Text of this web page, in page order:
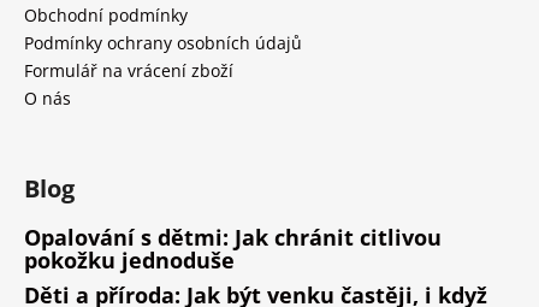
Obchodní podmínky
Podmínky ochrany osobních údajů
Formulář na vrácení zboží
O nás
Blog
Opalování s dětmi: Jak chránit citlivou
pokožku jednoduše
Děti a příroda: Jak být venku častěji, i když